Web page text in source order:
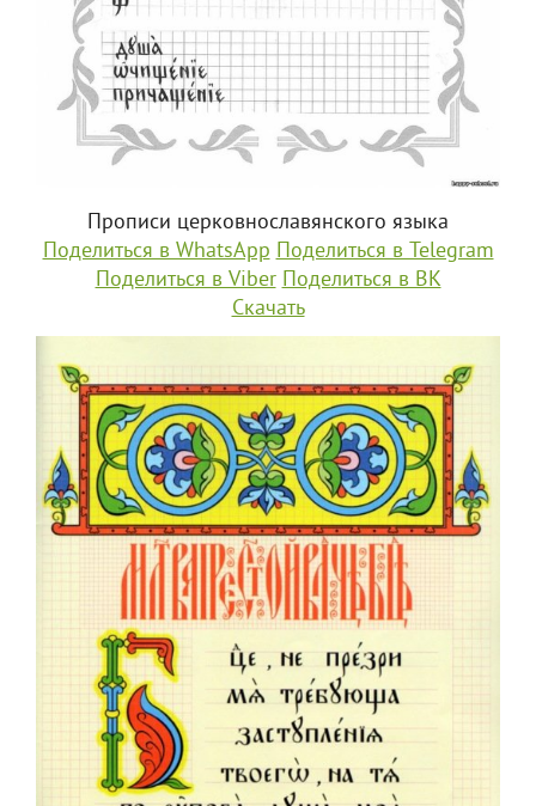
Прописи церковнославянского языка
Поделиться в WhatsApp Поделиться в Telegram
Поделиться в Viber Поделиться в ВК
Скачать